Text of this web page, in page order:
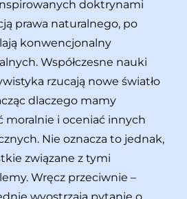
doktrynami
prawa naturalnego, po
konwencjonalny
Współczesne nauki
rzucają nowe światło
dlaczego mamy
moralnie i oceniać innych
Nie oznacza to jednak,
związane z tymi
Wręcz przeciwnie –